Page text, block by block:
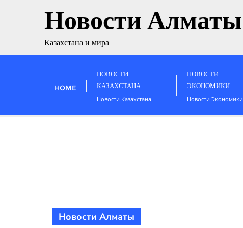
Новости Алматы
Казахстана и мира
HOME
НОВОСТИ
КАЗАХСТАНА
Новости Казахстана
НОВОСТИ
ЭКОНОМИКИ
Новости Экономики
Новости Алматы